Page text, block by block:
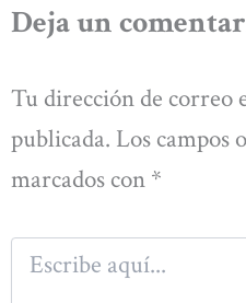
Deja un
Tu dirección de correo
publicada. Los campos
marcados con *
Escribe
aquí...